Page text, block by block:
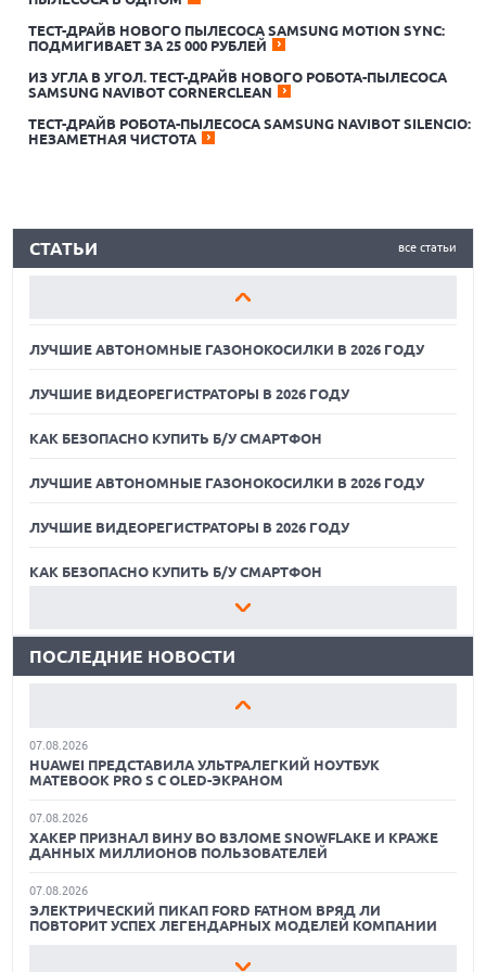
ТЕСТ-ДРАЙВ НОВОГО ПЫЛЕСОСА SAMSUNG MOTION SYNC:
ПОДМИГИВАЕТ ЗА 25 000 РУБЛЕЙ
ИЗ УГЛА В УГОЛ. ТЕСТ-ДРАЙВ НОВОГО РОБОТА-ПЫЛЕСОСА
SAMSUNG NAVIBOT CORNERCLEAN
ТЕСТ-ДРАЙВ РОБОТА-ПЫЛЕСОСА SAMSUNG NAVIBOT SILENCIO:
НЕЗАМЕТНАЯ ЧИСТОТА
все статьи
СТАТЬИ
ЛУЧШИЕ АВТОНОМНЫЕ ГАЗОНОКОСИЛКИ В 2026 ГОДУ
ЛУЧШИЕ ВИДЕОРЕГИСТРАТОРЫ В 2026 ГОДУ
ЛУЧШИЕ ВИДЕОРЕГИСТРАТОРЫ В 2026 ГОДУ
КАК БЕЗОПАСНО КУПИТЬ Б/У СМАРТФОН
ЛУЧШИЕ АВТОНОМНЫЕ ГАЗОНОКОСИЛКИ В 2026 ГОДУ
ЛУЧШИЕ ВИДЕОРЕГИСТРАТОРЫ В 2026 ГОДУ
КАК БЕЗОПАСНО КУПИТЬ Б/У СМАРТФОН
ЛУЧШИЕ АВТОНОМНЫЕ ГАЗОНОКОСИЛКИ В 2026 ГОДУ
ЛУЧШИЕ ВИДЕОРЕГИСТРАТОРЫ В 2026 ГОДУ
КАК БЕЗОПАСНО КУПИТЬ Б/У СМАРТФОН
ЛУЧШИЕ АВТОНОМНЫЕ ГАЗОНОКОСИЛКИ В 2026 ГОДУ
ЛУЧШИЕ ВИДЕОРЕГИСТРАТОРЫ В 2026 ГОДУ
КАК БЕЗОПАСНО КУПИТЬ Б/У СМАРТФОН
ЛУЧШИЕ АВТОНОМНЫЕ ГАЗОНОКОСИЛКИ В 2026 ГОДУ
КАК БЕЗОПАСНО КУПИТЬ Б/У СМАРТФОН
ПОСЛЕДНИЕ НОВОСТИ
07.08.2026
НА КЕЙСЕ ДЛЯ УПРАВЛЕНИЯ МУЗЫКОЙ
КАМЕРЫ В СМАРТФОНАХ PIXEL 11 PRO
07.08.2026
HUAWEI ПРЕДСТАВИЛА УЛЬТРАЛЕГКИЙ НОУТБУК
MATEBOOK PRO S С OLED-ЭКРАНОМ
07.08.2026
ХАКЕР ПРИЗНАЛ ВИНУ ВО ВЗЛОМЕ SNOWFLAKE И КРАЖЕ
ДАННЫХ МИЛЛИОНОВ ПОЛЬЗОВАТЕЛЕЙ
07.08.2026
ЭЛЕКТРИЧЕСКИЙ ПИКАП FORD FATHOM ВРЯД ЛИ
ПОВТОРИТ УСПЕХ ЛЕГЕНДАРНЫХ МОДЕЛЕЙ КОМПАНИИ